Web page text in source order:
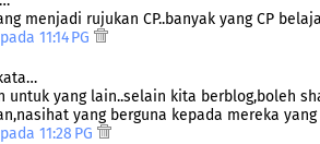
menjadi rujukan CP..banyak yang CP
11:14 PG
untuk yang lain..selain kita berblog,boleh
yang berguna kepada mereka
11:28 PG